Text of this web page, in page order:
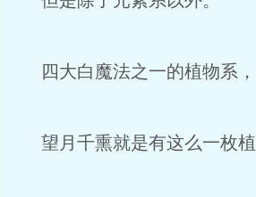
四大白魔法之一的植物系，
望月千熏就是有这么一枚植